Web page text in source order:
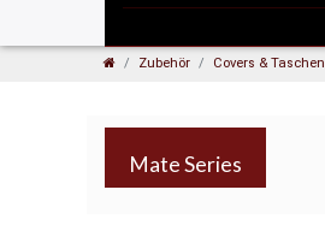
Zubehör Covers & Taschen
Mate Series